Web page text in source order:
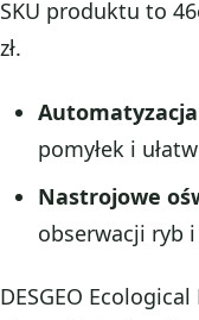
SKU produktu to
zł.
Automatyzacja
pomyłek i
Nastrojowe
obserwacji ryb
DESGEO